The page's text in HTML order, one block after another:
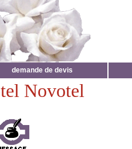
demande de devis
Novotel